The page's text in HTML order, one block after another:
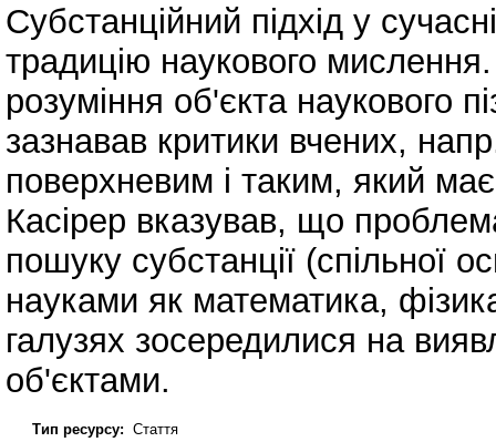
Субстанційний підхід у
традицію наукового
розуміння об'єкта наукового
зазнавав критики вчених,
поверхневим і таким, який
Касірер вказував, що
пошуку субстанції (спільної
науками як математика,
галузях зосередилися на
об'єктами.
Тип ресурсу: Стаття